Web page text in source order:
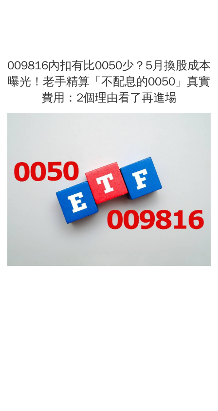
009816內扣有比0050少？5月換股成本
曝光！老手精算「不配息的0050」真實
費用：2個理由看了再進場